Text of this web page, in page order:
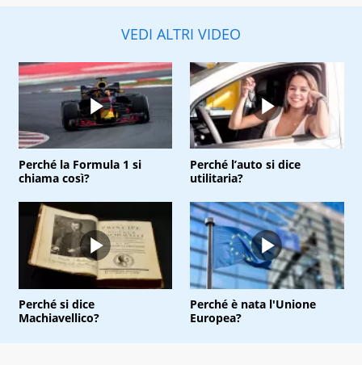
VEDI ALTRI VIDEO
Perché la Formula 1 si
chiama così?
Perché l’auto si dice
utilitaria?
Perché si dice
Machiavellico?
Perché è nata l'Unione
Europea?